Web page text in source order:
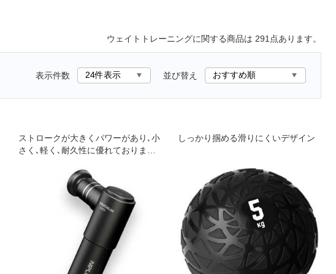
ウェイトトレーニングに関する商品は 291 点あります。
表示件数 並び替え
ストロークが大きくパワーがあり､小
さく､軽く､耐久性に優れております｡
圧力まで耐えられる超ハイパワー設
しっかり掴める滑りにくいデザイン